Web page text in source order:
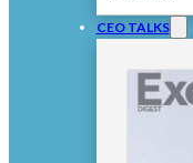
CEO TALKS